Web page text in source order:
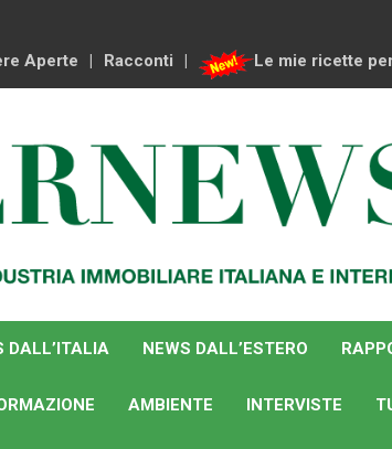
Aperte Racconti Le mie ricette
DALL’ITALIA NEWS DALL’ESTERO
AMBIENTE INTERVISTE